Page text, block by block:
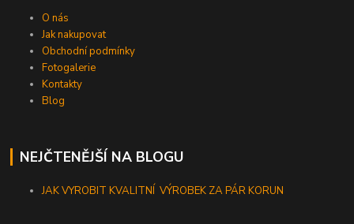
O nás
Jak nakupovat
Obchodní podmínky
Fotogalerie
Kontakty
Blog
NEJČTENĚJŠÍ NA BLOGU
JAK VYROBIT KVALITNÍ VÝROBEK ZA PÁR KORUN